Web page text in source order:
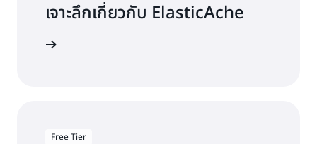
เจาะลึกเกี่ยวกับ ElasticAche
Free Tier